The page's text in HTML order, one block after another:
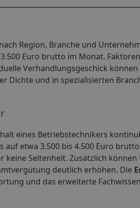
Region, Branche und
Euro brutto im Monat.
Verhandlungsgeschick
Dichte und in spezialisierten
eines Betriebstechnikers
etwa 3.500 bis 4.500 Euro
keine Seltenheit. Zusätzlich
deutlich erhöhen. Die
und das erweiterte